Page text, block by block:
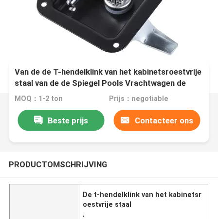
Van de de T-hendelklink van het kabinetsroestvrije
staal van de de Spiegel Pools Vrachtwagen de
Aanhangwagenslot
MOQ：1-2 ton Prijs：negotiable
Beste prijs Contacteer ons
PRODUCTOMSCHRIJVING
De t-hendelklink van het kabinetsr
oestvrije staal
,